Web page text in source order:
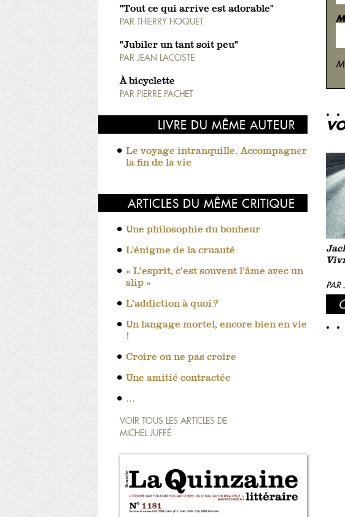
"Tout ce qui arrive est adorable"
PAR THIERRY HOQUET
"Jubiler un tant soit peu"
PAR JEAN LACOSTE
À bicyclette
PAR PIERRE PACHET
LIVRE DU MÊME AUTEUR
Le voyage intranquille. Accompagner
la fin de la vie
ARTICLES DU MÊME CRITIQUE
Une philosophie du bonheur
L'énigme de la cruauté
« L’esprit, c’est souvent l’âme avec un
slip »
L’addiction à quoi ?
Un langage mortel, encore bien en vie
!
Croire ou ne pas croire
Une amitié contractée
…
VOIR TOUS LES ARTICLES DE
MICHEL JUFFÉ
PAR